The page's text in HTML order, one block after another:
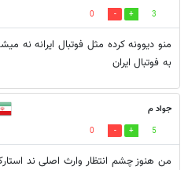
3
0
منو دیوونه کرده مثل فوتبال ایرانه نه
به فوتبال ایران
جواد م
5
0
من هنوز چشم انتظار وارث اصلی ند